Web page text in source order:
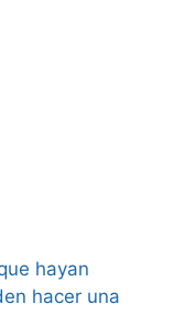
hayan
hacer una